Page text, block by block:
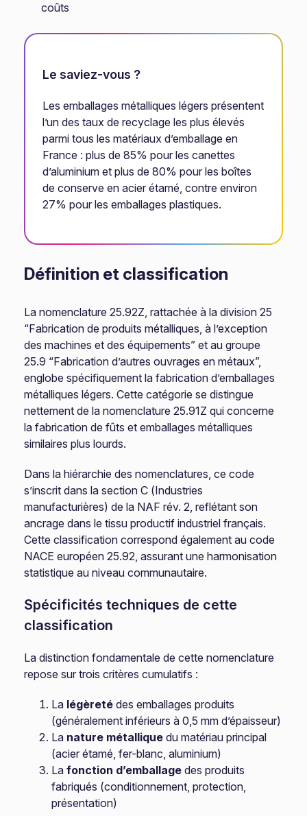
coûts
Le saviez-vous ?
Les emballages métalliques légers présentent
l’un des taux de recyclage les plus élevés
parmi tous les matériaux d’emballage en
France : plus de 85% pour les canettes
d’aluminium et plus de 80% pour les boîtes
de conserve en acier étamé, contre environ
27% pour les emballages plastiques.
Définition et classification
La nomenclature 25.92Z, rattachée à la division 25
“Fabrication de produits métalliques, à l’exception
des machines et des équipements” et au groupe
25.9 “Fabrication d’autres ouvrages en métaux”,
englobe spécifiquement la fabrication d’emballages
métalliques légers. Cette catégorie se distingue
nettement de la nomenclature 25.91Z qui concerne
la fabrication de fûts et emballages métalliques
similaires plus lourds.
Dans la hiérarchie des nomenclatures, ce code
s’inscrit dans la section C (Industries
manufacturières) de la NAF rév. 2, reflétant son
ancrage dans le tissu productif industriel français.
Cette classification correspond également au code
NACE européen 25.92, assurant une harmonisation
statistique au niveau communautaire.
Spécificités techniques de cette
classification
La distinction fondamentale de cette nomenclature
repose sur trois critères cumulatifs :
La légèreté des emballages produits
(généralement inférieurs à 0,5 mm d’épaisseur)
La nature métallique du matériau principal
(acier étamé, fer-blanc, aluminium)
Lafonction d’emballage des produits
fabriqués (conditionnement, protection,
présentation)